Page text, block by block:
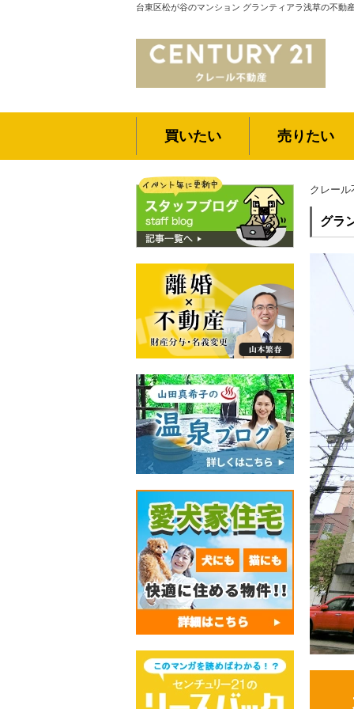
台東区松が谷のマンション グランティアラ浅草の不動
買いたい 売りたい
クレール
グラ